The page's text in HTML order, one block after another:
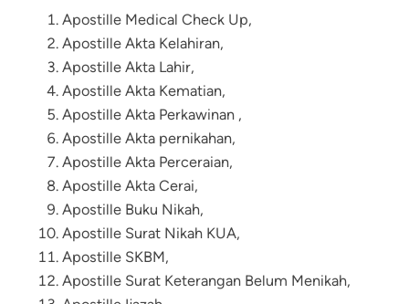
Apostille Medical Check Up,
Apostille Akta Kelahiran,
Apostille Akta Lahir,
Apostille Akta Kematian,
Apostille Akta Perkawinan ,
Apostille Akta pernikahan,
Apostille Akta Perceraian,
Apostille Akta Cerai,
Apostille Buku Nikah,
Apostille Surat Nikah KUA,
Apostille SKBM,
Apostille Surat Keterangan Belum Menikah,